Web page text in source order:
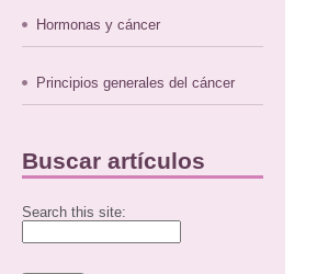
Hormonas y cáncer
Principios generales del cáncer
Buscar artículos
Search this site: